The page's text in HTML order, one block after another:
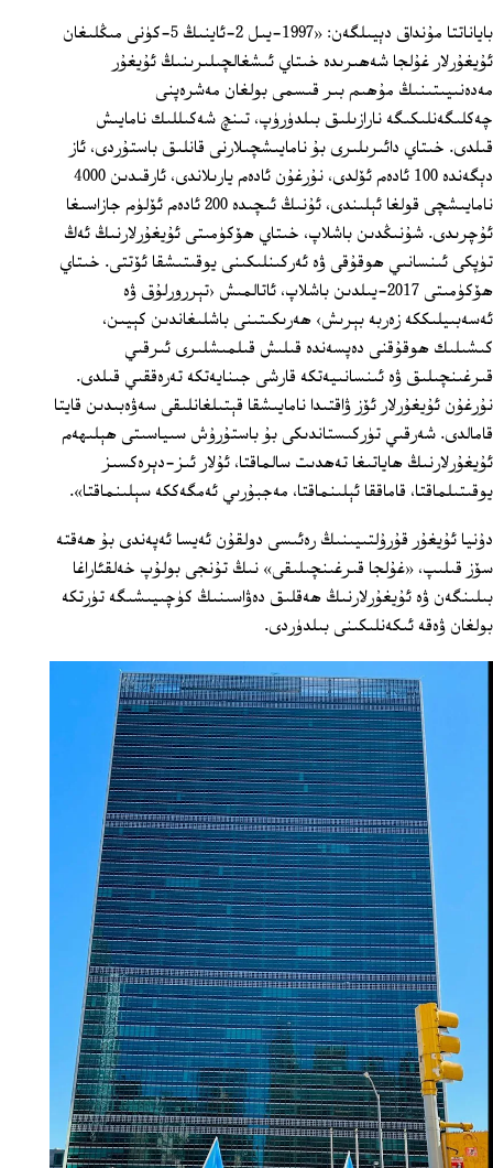
باياناتتا مۇنداق دېيىلگەن: «1997-يىل 2-ئاينىڭ 5-كۈنى مىڭلىغان
ئۇيغۇرلار غۇلجا شەھىرىدە خىتاي ئىشغالچىلىرىنىڭ ئۇيغۇر
مەدەنىيىتىنىڭ مۇھىم بىر قىسمى بولغان مەشرەپنى
چەكلىگەنلىكىگە نارازىلىق بىلدۈرۈپ، تىنچ شەكىللىك نامايىش
قىلدى. خىتاي دائىرىلىرى بۇ نامايىشچىلارنى قانلىق باستۇردى، ئاز
دېگەندە 100 ئادەم ئۆلدى، نۇرغۇن ئادەم يارىلاندى، ئارقىدىن 4000
نامايىشچى قولغا ئېلىندى، ئۇنىڭ ئىچىدە 200 ئادەم ئۆلۈم جازاسىغا
ئۇچرىدى. شۇنىڭدىن باشلاپ، خىتاي ھۆكۈمىتى ئۇيغۇرلارنىڭ ئەڭ
تۈپكى ئىنسانىي ھوقۇقى ۋە ئەركىنلىكىنى يوقىتىشقا ئۆتتى. خىتاي
ھۆكۈمىتى 2017-يىلدىن باشلاپ، ئاتالمىش ‹تېررورلۇق ۋە
ئەسەبىيلىككە زەربە بېرىش› ھەرىكىتىنى باشلىغاندىن كېيىن،
كىشىلىك ھوقۇقنى دەپسەندە قىلىش قىلمىشلىرى ئىرقىي
قىرغىنچىلىق ۋە ئىنسانىيەتكە قارشى جىنايەتكە تەرەققىي قىلدى.
نۇرغۇن ئۇيغۇرلار ئۆز ۋاقتىدا نامايىشقا قېتىلغانلىقى سەۋەبىدىن قايتا
قامالدى. شەرقىي تۈركىستاندىكى بۇ باستۇرۇش سىياسىتى ھېلىھەم
ئۇيغۇرلارنىڭ ھاياتىغا تەھدىت سالماقتا، ئۇلار ئىز-دېرەكسىز
يوقىتىلماقتا، قاماققا ئېلىنماقتا، مەجبۇرىي ئەمگەككە سېلىنماقتا».
دۇنيا ئۇيغۇر قۇرۇلتىيىنىڭ رەئىسى دولقۇن ئەيسا ئەپەندى بۇ ھەقتە
سۆز قىلىپ، «غۇلجا قىرغىنچىلىقى» نىڭ تۇنجى بولۇپ خەلقئاراغا
بىلىنگەن ۋە ئۇيغۇرلارنىڭ ھەقلىق دەۋاسىنىڭ كۈچىيىشىگە تۈرتكە
بولغان ۋەقە ئىكەنلىكىنى بىلدۈردى.